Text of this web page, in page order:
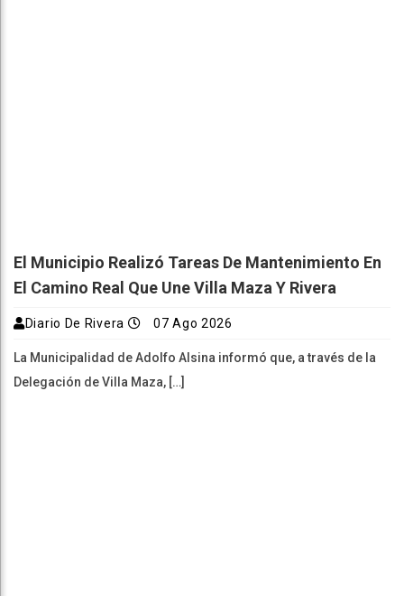
El Municipio Realizó Tareas De Mantenimiento En
El Camino Real Que Une Villa Maza Y Rivera
Diario De Rivera 07 Ago 2026
La Municipalidad de Adolfo Alsina informó que, a través de la
Delegación de Villa Maza, […]